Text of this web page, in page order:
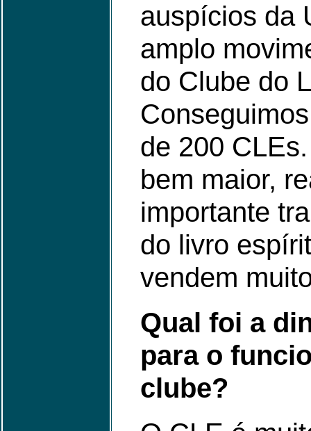
auspícios da
amplo
do Clube do
de 200
bem maior,
importante
do livro
vendem
Qual foi a
para o
clube?